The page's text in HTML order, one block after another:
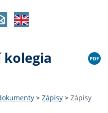
kolegia
> Zápisy > Zápisy